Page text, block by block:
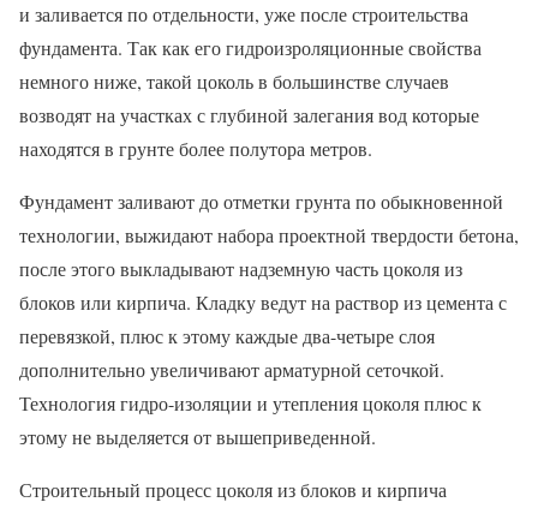
и заливается по отдельности, уже после строительства
фундамента. Так как его гидроизроляционные свойства
немного ниже, такой цоколь в большинстве случаев
возводят на участках с глубиной залегания вод которые
находятся в грунте более полутора метров.
Фундамент заливают до отметки грунта по обыкновенной
технологии, выжидают набора проектной твердости бетона,
после этого выкладывают надземную часть цоколя из
блоков или кирпича. Кладку ведут на раствор из цемента с
перевязкой, плюс к этому каждые два-четыре слоя
дополнительно увеличивают арматурной сеточкой.
Технология гидро-изоляции и утепления цоколя плюс к
этому не выделяется от вышеприведенной.
Строительный процесс цоколя из блоков и кирпича